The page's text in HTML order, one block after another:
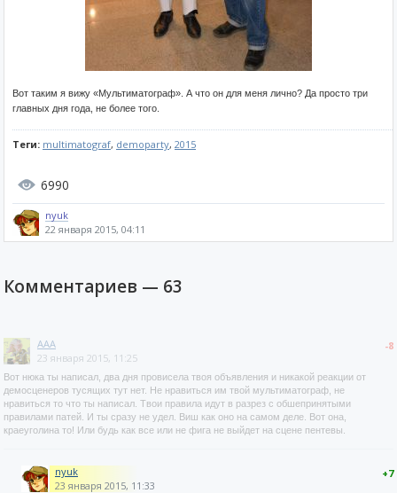
Вот таким я вижу «Мультиматограф». А что он для меня лично? Да просто три
главных дня года, не более того.
Теги: multimatograf, demoparty, 2015
6990
nyuk
22 января 2015, 04:11
Комментариев — 63
-8
AAA
23 января 2015, 11:25
Вот нюка ты написал, два дня провисела твоя объявления и никакой реакции от
демосценеров тусящих тут нет. Не нравиться им твой мультиматограф, не
нравиться то что ты написал. Твои правила идут в разрез с обшепринятыми
правилами патей. И ты сразу не удел. Виш как оно на самом деле. Вот она,
краеуголина то! Или будь как все или не фига не выйдет на сцене пентевы.
+7
nyuk
23 января 2015, 11:33